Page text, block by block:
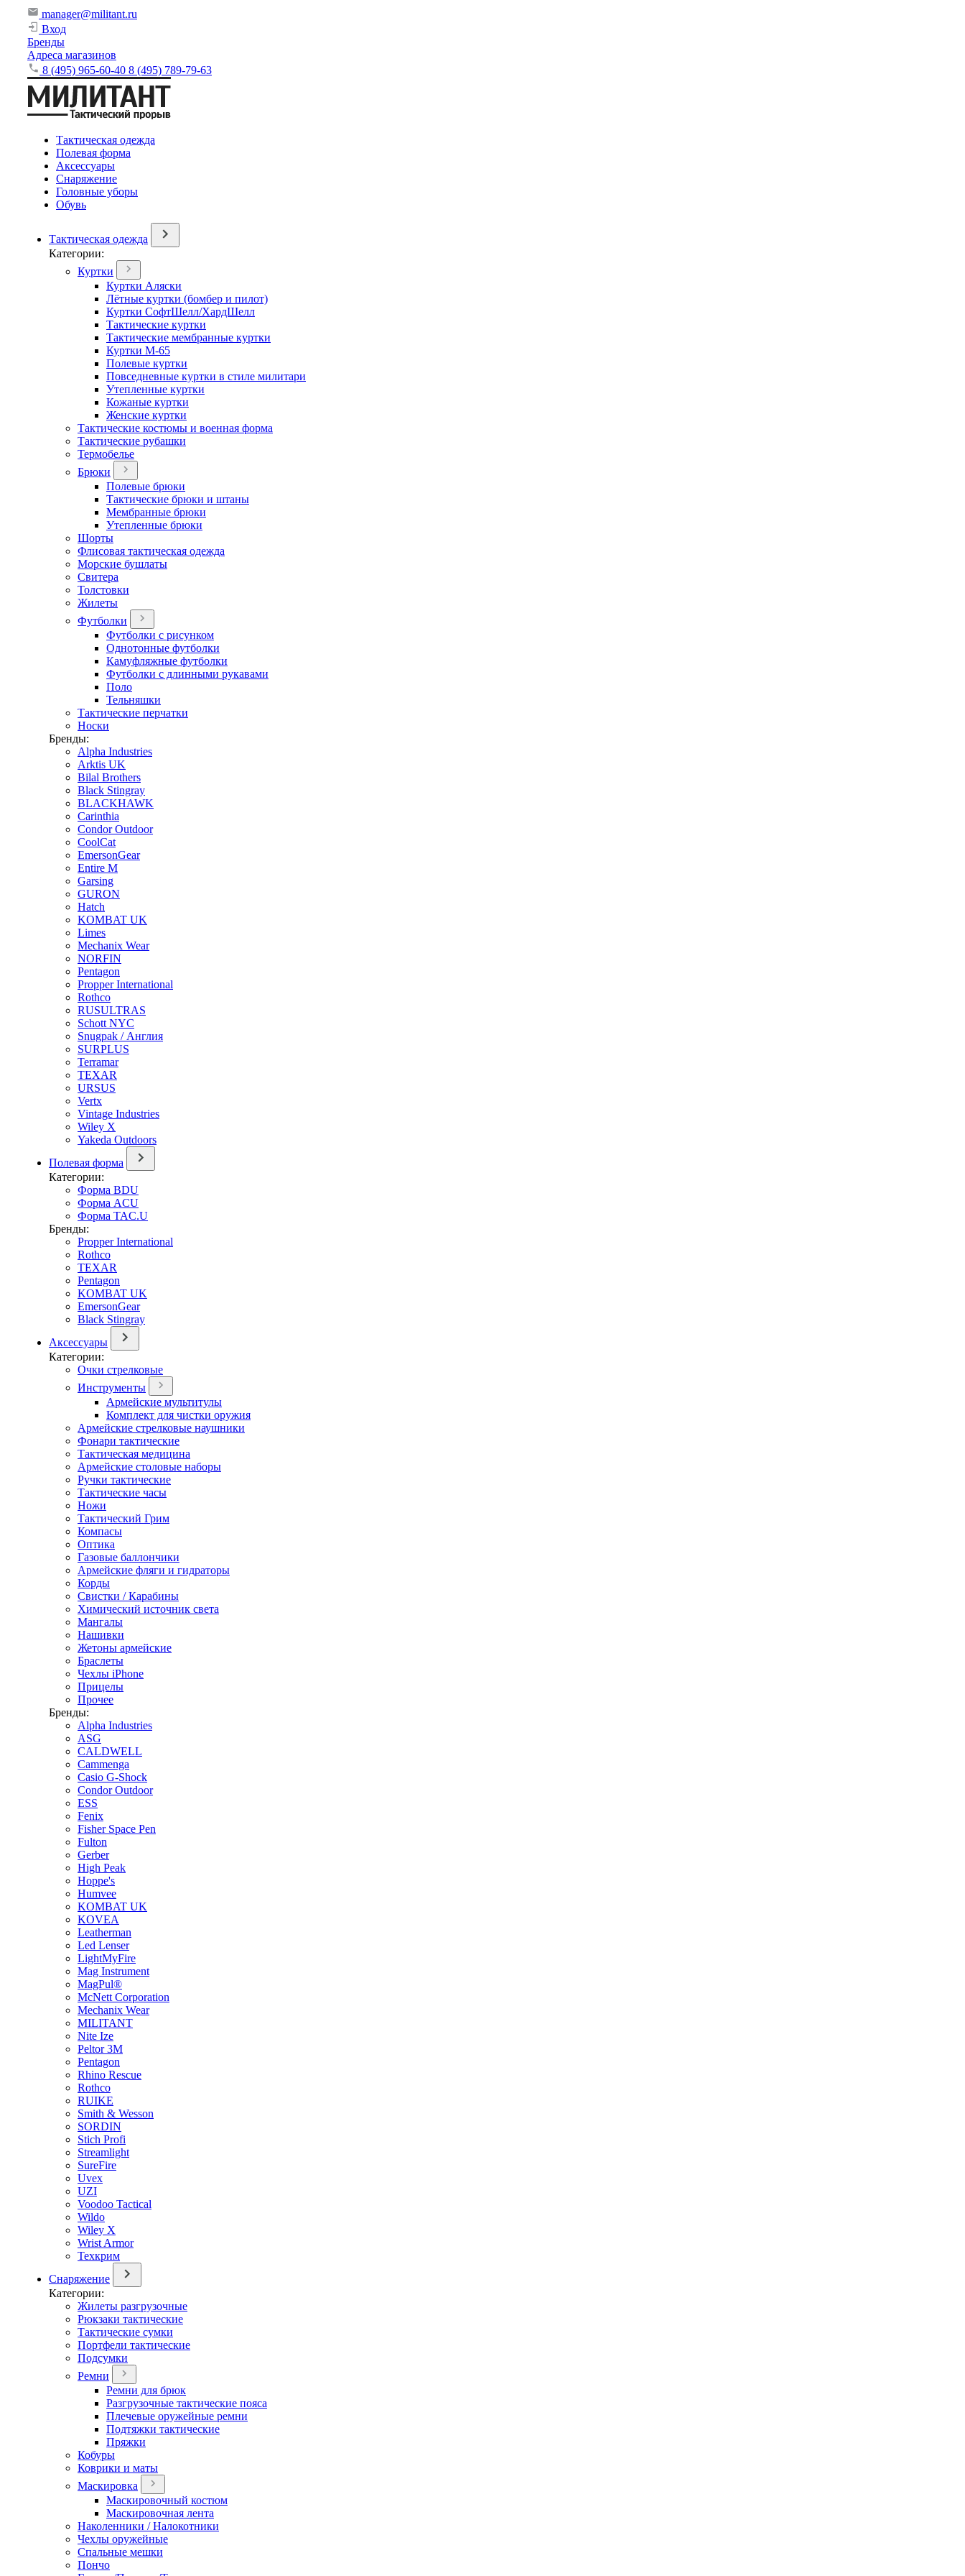
manager@militant.ru
Вход
Бренды
Адреса магазинов
8 (495) 965-60-40 8 (495) 789-79-63
Тактическая одежда
Полевая форма
Аксессуары
Снаряжение
Головные уборы
Обувь
Тактическая одежда
Категории:
Куртки
Куртки Аляски
Лётные куртки (бомбер и пилот)
Куртки СофтШелл/ХардШелл
Тактические куртки
Тактические мембранные куртки
Куртки М-65
Полевые куртки
Повседневные куртки в стиле милитари
Утепленные куртки
Кожаные куртки
Женские куртки
Тактические костюмы и военная форма
Тактические рубашки
Термобелье
Брюки
Полевые брюки
Тактические брюки и штаны
Мембранные брюки
Утепленные брюки
Шорты
Флисовая тактическая одежда
Морские бушлаты
Свитера
Толстовки
Жилеты
Футболки
Футболки с рисунком
Однотонные футболки
Камуфляжные футболки
Футболки с длинными рукавами
Поло
Тельняшки
Тактические перчатки
Носки
Бренды:
Alpha Industries
Arktis UK
Bilal Brothers
Black Stingray
BLACKHAWK
Carinthia
Condor Outdoor
CoolCat
EmersonGear
Entire M
Garsing
GURON
Hatch
KOMBAT UK
Limes
Mechanix Wear
NORFIN
Pentagon
Propper International
Rothco
RUSULTRAS
Schott NYC
Snugpak / Англия
SURPLUS
Terramar
TEXAR
URSUS
Vertx
Vintage Industries
Wiley X
Yakeda Outdoors
Полевая форма
Категории:
Форма BDU
Форма ACU
Форма TAC.U
Бренды:
Propper International
Rothco
TEXAR
Pentagon
KOMBAT UK
EmersonGear
Black Stingray
Аксессуары
Категории:
Очки стрелковые
Инструменты
Армейские мультитулы
Комплект для чистки оружия
Армейские стрелковые наушники
Фонари тактические
Тактическая медицина
Армейские столовые наборы
Ручки тактические
Тактические часы
Ножи
Тактический Грим
Компасы
Оптика
Газовые баллончики
Армейские фляги и гидраторы
Корды
Свистки / Карабины
Химический источник света
Мангалы
Нашивки
Жетоны армейские
Браслеты
Чехлы iPhone
Прицелы
Прочее
Бренды:
Alpha Industries
ASG
CALDWELL
Cammenga
Casio G-Shock
Condor Outdoor
ESS
Fenix
Fisher Space Pen
Fulton
Gerber
High Peak
Hoppe's
Humvee
KOMBAT UK
KOVEA
Leatherman
Led Lenser
LightMyFire
Mag Instrument
MagPul®
McNett Corporation
Mechanix Wear
MILITANT
Nite Ize
Peltor 3M
Pentagon
Rhino Rescue
Rothco
RUIKE
Smith & Wesson
SORDIN
Stich Profi
Streamlight
SureFire
Uvex
UZI
Voodoo Tactical
Wildo
Wiley X
Wrist Armor
Техкрим
Снаряжение
Категории:
Жилеты разгрузочные
Рюкзаки тактические
Тактические сумки
Портфели тактические
Подсумки
Ремни
Ремни для брюк
Разгрузочные тактические пояса
Плечевые оружейные ремни
Подтяжки тактические
Пряжки
Кобуры
Коврики и маты
Маскировка
Маскировочный костюм
Маскировочная лента
Наколенники / Налокотники
Чехлы оружейные
Спальные мешки
Пончо